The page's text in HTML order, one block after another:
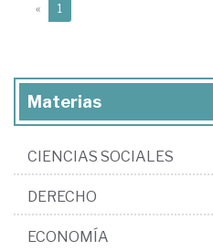
« 1
Materias
CIENCIAS SOCIALES
DERECHO
ECONOMÍA